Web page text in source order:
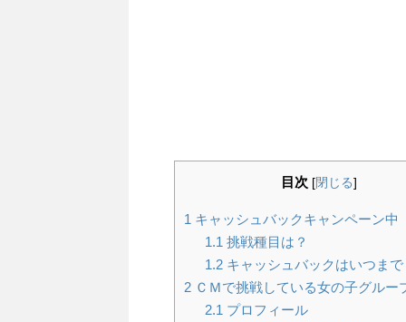
目次 [閉じる]
1 キャッシュバックキャンペーン中
1.1 挑戦種目は？
1.2キャッシュバックはいつまで
2 ＣＭで挑戦している女の子グルー
2.1 プロフィール